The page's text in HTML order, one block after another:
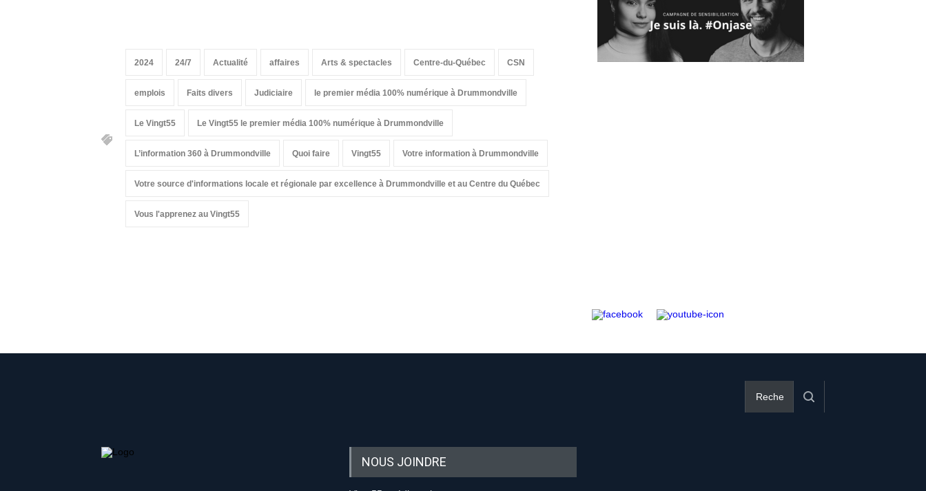
2024 24/7 Actualité affaires Arts & spectacles Centre-du-Québec CSN
emplois Faits divers Judiciaire le premier média 100% numérique à Drummondville
Le Vingt55 Le Vingt55 le premier média 100% numérique à Drummondville
L’information 360 à Drummondville Quoi faire Vingt55 Votre information à Drummondville
Votre source d'informations locale et régionale par excellence à Drummondville et au Centre du Québec
Vous l'apprenez au Vingt55
NOUS JOINDRE